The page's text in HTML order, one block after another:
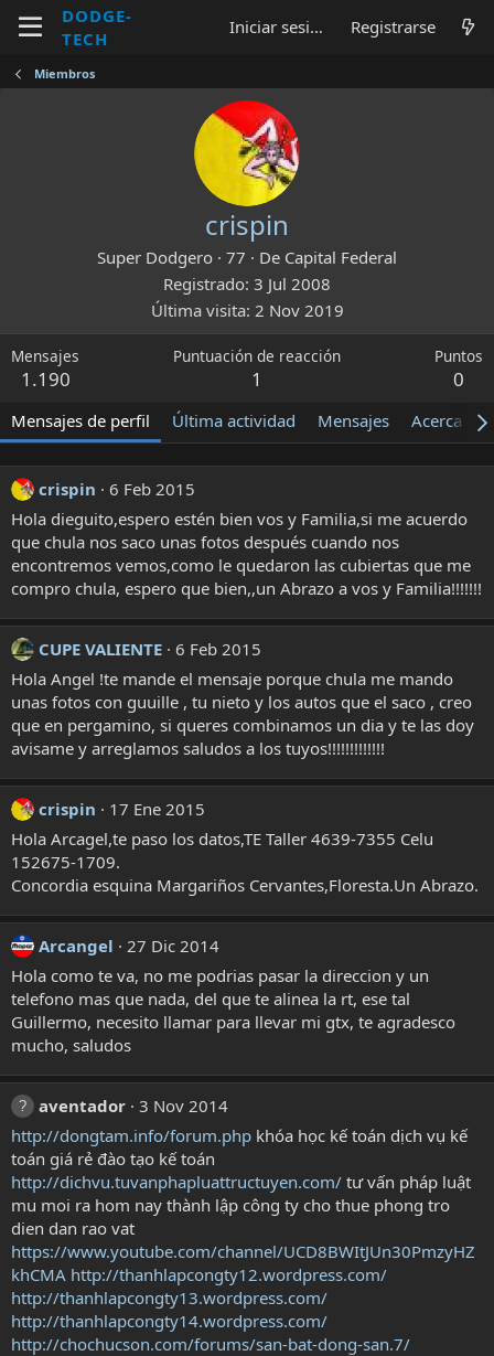
DODGE-
TECH
Iniciar sesión Registrarse
Miembros
crispin
Super Dodgero · 77 · De Capital Federal
Registrado 3 Jul 2008
Última visita 2 Nov 2019
Mensajes
1.190
Puntuación de reacción
1
Puntos
0
Mensajes de perfil Última actividad Mensajes Acerca de
crispin
6 Feb 2015
Hola dieguito,espero estén bien vos y Familia,si me acuerdo
que chula nos saco unas fotos después cuando nos
encontremos vemos,como le quedaron las cubiertas que me
compro chula, espero que bien,,un Abrazo a vos y Familia!!!!!!!
CUPE VALIENTE 6 Feb 2015
Hola Angel !te mande el mensaje porque chula me mando
unas fotos con guuille , tu nieto y los autos que el saco , creo
que en pergamino, si queres combinamos un dia y te las doy
avisame y arreglamos saludos a los tuyos!!!!!!!!!!!!!
crispin
17 Ene 2015
Hola Arcagel,te paso los datos,TE Taller 4639-7355 Celu
152675-1709.
Concordia esquina Margariños Cervantes,Floresta.Un Abrazo.
Arcangel
27 Dic 2014
Hola como te va, no me podrias pasar la direccion y un
telefono mas que nada, del que te alinea la rt, ese tal
Guillermo, necesito llamar para llevar mi gtx, te agradesco
mucho, saludos
aventador 3 Nov 2014
http://dongtam.info/forum.php khóa học kế toán dịch vụ kế
toán giá rẻ đào tạo kế toán
http://dichvu.tuvanphapluattructuyen.com/ tư vấn pháp luật
mu moi ra hom nay thành lập công ty cho thue phong tro
dien dan rao vat
https://www.youtube.com/channel/UCD8BWItJUn30PmzyHZ
khCMA http://thanhlapcongty12.wordpress.com/
http://thanhlapcongty13.wordpress.com/
http://thanhlapcongty14.wordpress.com/
http://chochucson.com/forums/san-bat-dong-san.7/